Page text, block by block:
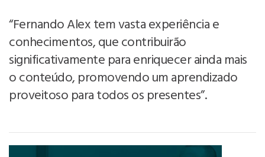
“Fernando Alex tem vasta experiência e
conhecimentos, que contribuirão
significativamente para enriquecer ainda mais
o conteúdo, promovendo um aprendizado
proveitoso para todos os presentes”.